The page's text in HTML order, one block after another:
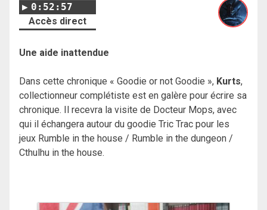
0:52:57
Accès direct
Une aide inattendue
Dans cette chronique « Goodie or not Goodie », Kurts,
collectionneur complétiste est en galère pour écrire sa
chronique. Il recevra la visite de Docteur Mops, avec
qui il échangera autour du goodie Tric Trac pour les
jeux Rumble in the house / Rumble in the dungeon /
Cthulhu in the house.